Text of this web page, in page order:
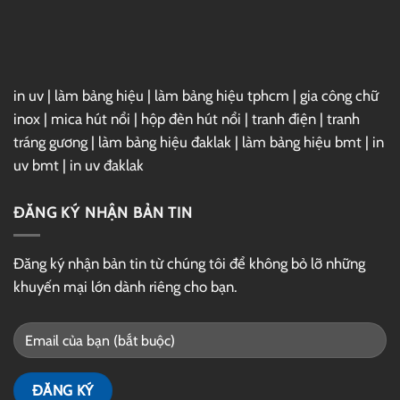
in uv | làm bảng hiệu | làm bảng hiệu tphcm | gia công chữ
inox | mica hút nổi | hộp đèn hút nổi | tranh điện | tranh
tráng gương | làm bảng hiệu đaklak | làm bảng hiệu bmt | in
uv bmt | in uv đaklak
ĐĂNG KÝ NHẬN BẢN TIN
Đăng ký nhận bản tin từ chúng tôi để không bỏ lỡ những
khuyến mại lớn dành riêng cho bạn.